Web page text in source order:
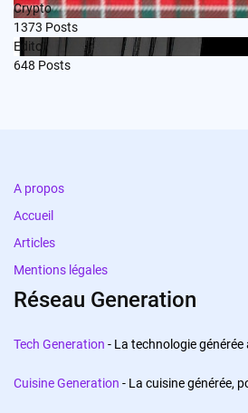
Crypto
1373 Posts
Edito
648 Posts
A propos
Accueil
Articles
Mentions légales
Réseau Generation
Tech Generation - La technologie
Cuisine Generation - La cuisine générée,